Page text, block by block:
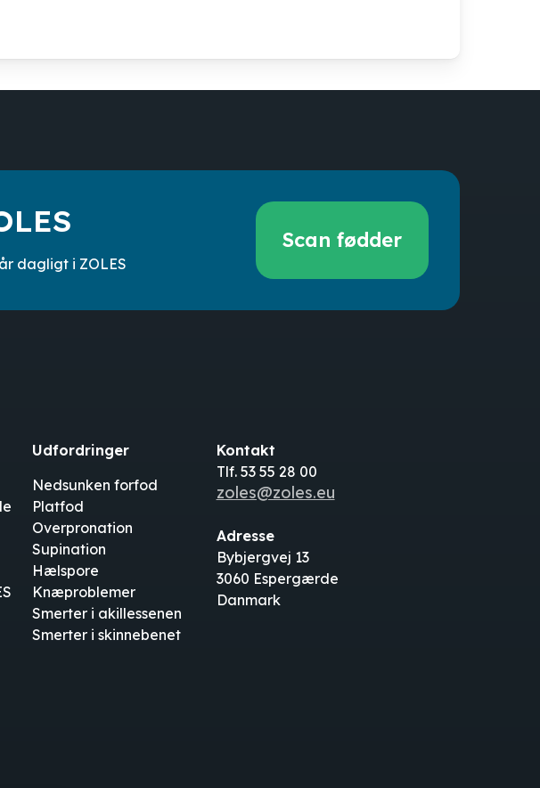
dagligt i ZOLES
fødder
Scan fødder
Udfordringer
Nedsunken forfod
Platfod
Overpronation
Supination
Hælspore
Knæproblemer
Smerter i akillessenen
Smerter i skinnebenet
Kontakt
Tlf. 53 55 28 00
zoles@zoles.eu
Adresse
Bybjergvej 13
3060 Espergærde
Danmark